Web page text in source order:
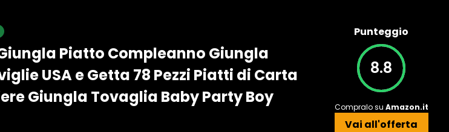
Piatto Compleanno Giungla
USA e Getta 78 Pezzi Piatti di Carta
Giungla Tovaglia Baby Party Boy
Punteggio
8.8
Compralo su Amazon.it
Vai all'offerta